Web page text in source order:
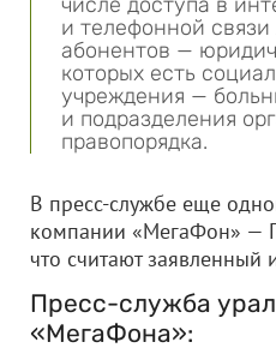
и телефонной
абонентов —
которых есть
учреждения —
и подразделения
правопорядка.
В пресс-службе еще
компании «МегаФон» —
что считают заявленный
Пресс-служба
«МегаФона»: